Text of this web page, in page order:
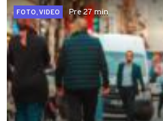
FOTO, VIDEO
Pre 27 min